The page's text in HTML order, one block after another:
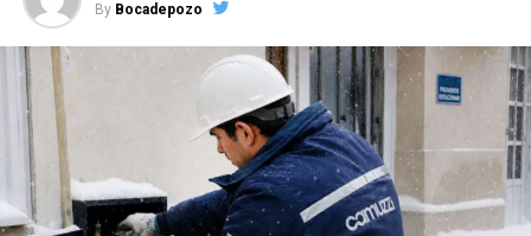
By Bocadepozo